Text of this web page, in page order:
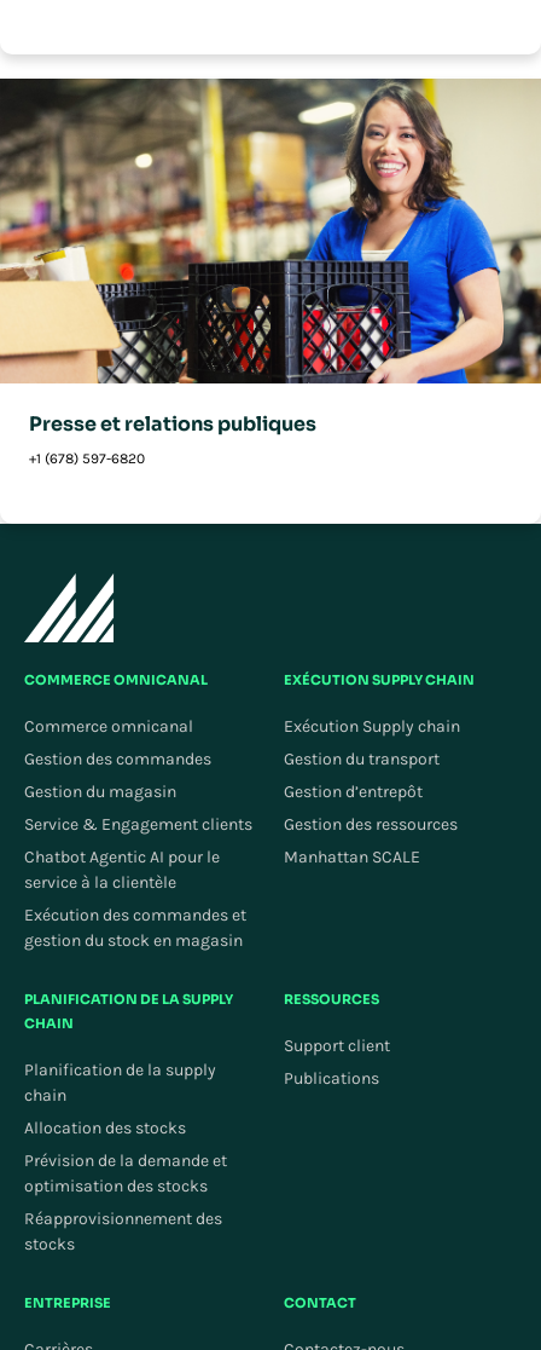
Presse et relations publiques
+1 (678) 597-6820
COMMERCE OMNICANAL
Commerce omnicanal
Gestion des commandes
Gestion du magasin
Service & Engagement clients
Chatbot Agentic AI pour le
service à la clientèle
Exécution des commandes et
gestion du stock en magasin
EXÉCUTION SUPPLY CHAIN
Exécution Supply chain
Gestion du transport
Gestion d’entrepôt
Gestion des ressources
Manhattan SCALE
PLANIFICATION DE LA SUPPLY
CHAIN
Planification de la supply
chain
Allocation des stocks
Prévision de la demande et
optimisation des stocks
Réapprovisionnement des
stocks
RESSOURCES
Support client
Publications
ENTREPRISE CONTACT